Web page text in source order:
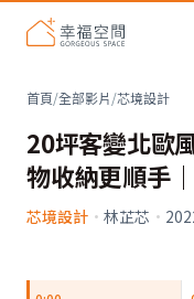
首頁/全部影片/芯境設計
20坪客變北歐
物收納更順手
芯境設計 · 林芷芯 ·